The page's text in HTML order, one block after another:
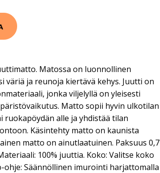
Matossa on luonnollinen
väriä ja reunoja kiertävä kehys. Juutti on
jonka viljelyllä on yleisesti
Matto sopii hyvin ulkotilan
ruokapöydän alle ja yhdistää tilan
Käsintehty matto on kaunista
matto on ainutlaatuinen. Paksuus 0,7
100% juuttia. Koko: Valitse koko
ohje: Säännöllinen imurointi harjattomalla